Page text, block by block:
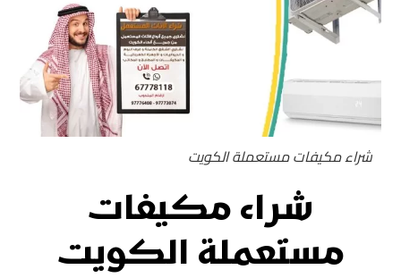
شراء مكيفات مستعملة الكويت
شراء مكيفات
مستعملة الكويت